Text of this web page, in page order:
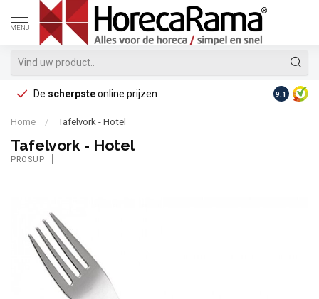
MENU
De scherpsteonline prijzen Op
9.1
Home / Tafelvork - Hotel
Tafelvork - Hotel
PROSUP